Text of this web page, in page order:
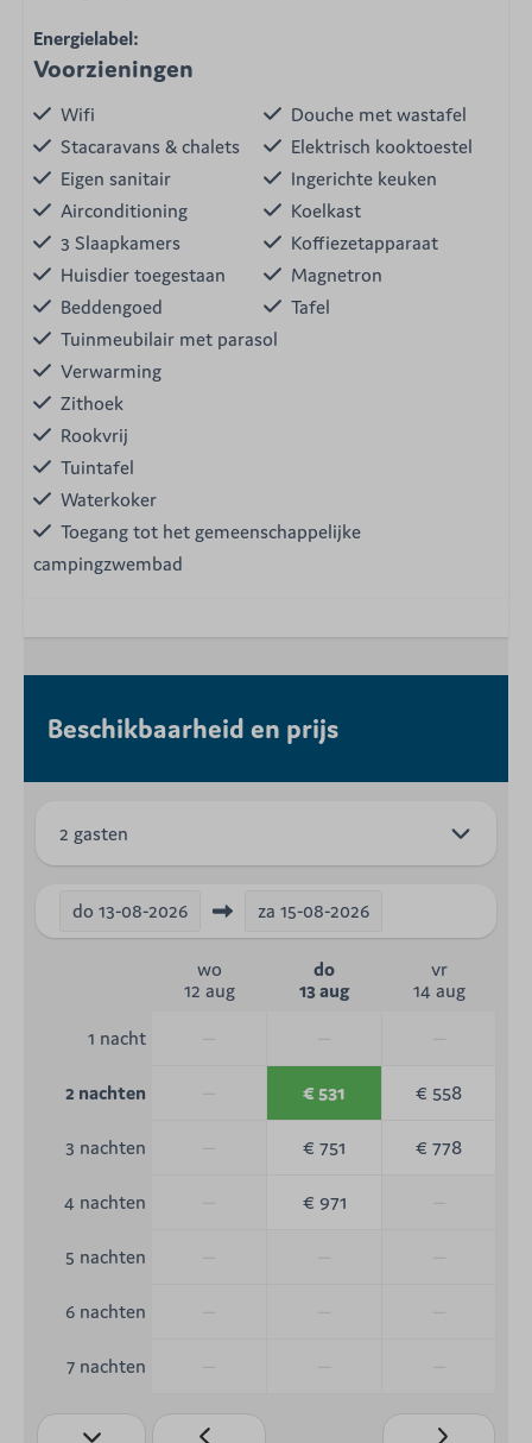
Energielabel:
Voorzieningen
Wifi
Stacaravans & chalets
Eigen sanitair
Airconditioning
3 Slaapkamers
Huisdier toegestaan
Beddengoed
Douche met wastafel
Elektrisch kooktoestel
Ingerichte keuken
Koelkast
Koffiezetapparaat
Magnetron
Tafel
Tuinmeubilair met parasol
Verwarming
Zithoek
Rookvrij
Tuintafel
Waterkoker
Toegang tot het gemeenschappelijke
campingzwembad
Beschikbaarheid en prijs
2 gasten
do 13-08-2026 za 15-08-2026
wo
12 aug
do
13 aug
vr
14 aug
1 nacht
2 nachten € 531 € 558
3 nachten € 751 € 778
4 nachten € 971
5 nachten
6 nachten
7 nachten